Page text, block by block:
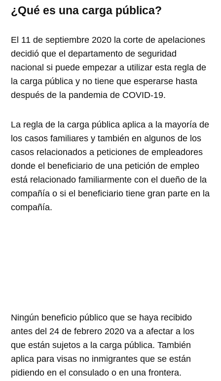
¿Qué es una carga pública?
El 11 de septiembre 2020 la corte de apelaciones
decidió que el departamento de seguridad
nacional si puede empezar a utilizar esta regla de
la carga pública y no tiene que esperarse hasta
después de la pandemia de COVID-19.
La regla de la carga pública aplica a la mayoría de
los casos familiares y también en algunos de los
casos relacionados a peticiones de empleadores
donde el beneficiario de una petición de empleo
está relacionado familiarmente con el dueño de la
compañía o si el beneficiario tiene gran parte en la
compañía.
Ningún beneficio público que se haya recibido
antes del 24 de febrero 2020 va a afectar a los
que están sujetos a la carga pública. También
aplica para visas no inmigrantes que se están
pidiendo en el consulado o en una frontera.